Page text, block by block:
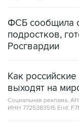
ФСБ сообщила
подростков,
Росгвардии
Как
выходят на
Социальная реклама,
ИНН 7725383515 Erid: